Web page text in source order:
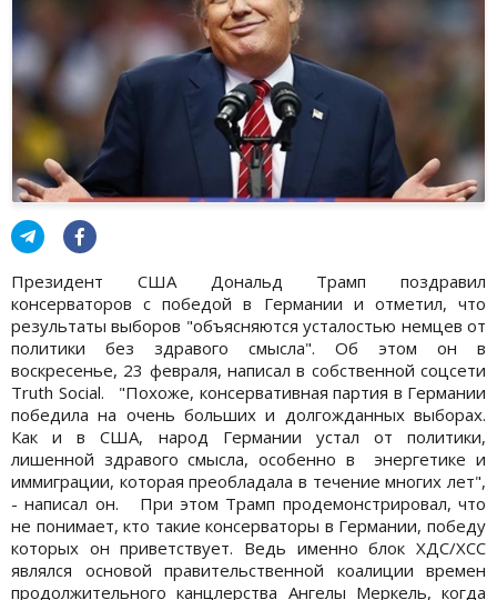
Президент США Дональд Трамп поздравил
консерваторов с победой в Германии и отметил, что
результаты выборов "объясняются усталостью немцев от
политики без здравого смысла". Об этом он в
воскресенье, 23 февраля, написал в собственной соцсети
Truth Social. "Похоже, консервативная партия в Германии
победила на очень больших и долгожданных выборах.
Как и в США, народ Германии устал от политики,
лишенной здравого смысла, особенно в энергетике и
иммиграции, которая преобладала в течение многих лет",
- написал он. При этом Трамп продемонстрировал, что
не понимает, кто такие консерваторы в Германии, победу
которых он приветствует. Ведь именно блок ХДС/ХСС
являлся основой правительственной коалиции времен
продолжительного канцлерства Ангелы Меркель, когда